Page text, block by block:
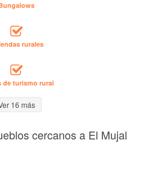
rurales
de turismo rural
16 más
cercanos a El Mujal